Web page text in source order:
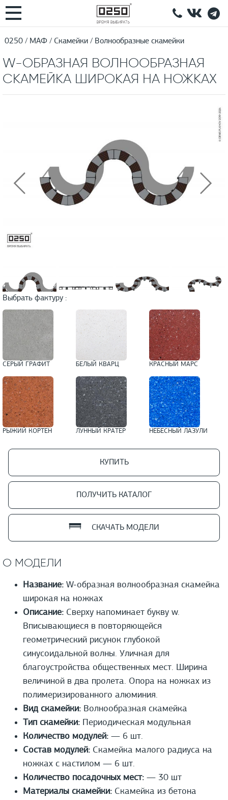
0250 МАФ Скамейки Волнообразные скамейки
W-ОБРАЗНАЯ ВОЛНООБРАЗНАЯ
СКАМЕЙКА ШИРОКАЯ НА НОЖКАХ
Выбрать фактуру :
СЕРЫЙ ГРАФИТ БЕЛЫЙ КВАРЦ КРАСНЫЙ МАРС
РЫЖИЙ КОРТЕН ЛУННЫЙ КРАТЕР НЕБЕСНЫЙ ЛАЗУЛИ
КУПИТЬ
ПОЛУЧИТЬ КАТАЛОГ
СКАЧАТЬ МОДЕЛИ
О МОДЕЛИ
Название: W-образная волнообразная скамейка
широкая на ножках
Описание: Сверху напоминает букву w.
Вписывающиеся в повторяющейся
геометрический рисунок глубокой
синусоидальной волны. Уличная для
благоустройства общественных мест. Ширина
величиной в два пролета. Опора на ножках из
полимеризированного алюминия.
Вид скамейки: Волнообразная скамейка
Тип скамейки: Периодическая модульная
Количество модулей: — 6 шт.
Состав модулей: Скамейка малого радиуса на
ножках с настилом — 6 шт.
Количество посадочных мест: — 30 шт
Материалы скамейки: Скамейка из бетона